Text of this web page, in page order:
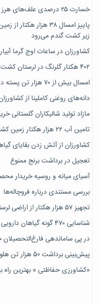
خسارت ۲۵ درصدی علف‌های هرز به محصولات کشاورزی
پاییز امسال ۳۸
زیر کشت گندم می‌رود
کشاورزان در ساعات اوج گرما
۴۰۲ هکتار گلرنگ در لرستان کشت شده است
امسال بیش از ۷۰ هزار تن پسته در رفسنجان برداشت می‌شود
دانه‌های روغنی کاملینا از
مازاد تولید شالیکاران گلستانی
تامین آب ۲۲ هزار هکتار زمین کشاورزی از طریق سدهای خراسان شمالی
کشاورزان از آتش زدن بقایای
تعجیل در برداشت برنج ممنوع
آسیای میانه و روسیه خریدار
بررسی مستندی درباره فروچاله‌ها
تجهیز ۵۷ هزار هکتار از اراضی لرستان به سیستم آبیاری نوین
شناسایی ۴۷٠ گونه گیاهان دارویی در آذربایجان غربی
در پی ساماندهی
پیش‎‌بینی برداشت ۵۰ هزار تن هلو از باغات چهارمحال و بختیاری
«کشاورزی حفاظتی » بهترین